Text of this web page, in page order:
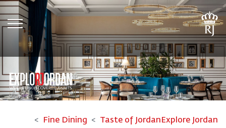
Explore Jordan
Taste of Jordan
Fine Dining